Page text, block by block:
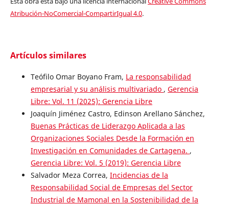
Atribución-NoComercial-CompartirIgual 4.0.
Artículos similares
Teófilo Omar Boyano Fram, La responsabilidad
empresarial y su análisis multivariado , Gerencia
Libre: Vol. 11 (2025): Gerencia Libre
Joaquín Jiménez Castro, Edinson Arellano Sánchez,
Buenas Prácticas de Liderazgo Aplicada a las
Organizaciones Sociales Desde la Formación en
Investigación en Comunidades de Cartagena. ,
Gerencia Libre: Vol. 5 (2019): Gerencia Libre
Salvador Meza Correa, Incidencias de la
Responsabilidad Social de Empresas del Sector
Industrial de Mamonal en la Sostenibilidad de la